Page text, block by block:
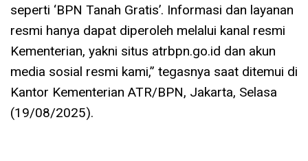
seperti ‘BPN Tanah Gratis’. Informasi dan layanan
resmi hanya dapat diperoleh melalui kanal resmi
Kementerian, yakni situs atrbpn.go.id dan akun
media sosial resmi kami,” tegasnya saat ditemui di
Kantor Kementerian ATR/BPN, Jakarta, Selasa
(19/08/2025).